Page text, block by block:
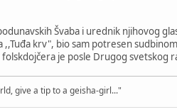
Švaba i urednik njihovog
,,Tuđa krv", bio sam potresen
je posle Drugog svetskog
give a tip to a geisha-girl..."